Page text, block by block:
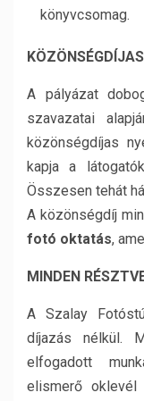
könyvcsomag.
A pályázat
szavazatai
közönségdíjas
kapja a
Összesen tehát
A közönségdíj
fotó oktatás,
MINDEN
A Szalay
díjazás nélkül.
elfogadott
elismerő